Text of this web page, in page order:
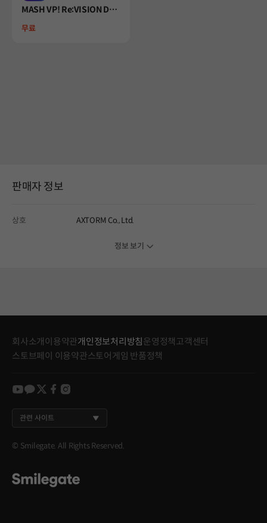
Product
MASH VP! Re:VISION De
Price
무료
판매자 정보
상호 AXTORM Co., Ltd.
정보 보기
회사소개이용약관개인정보처리방침 운영정책고객센터
스토브페이 이용약관스토어게임 반품정책
youtube
kakao
twitter
facebook
instagram
관련 사이트
© Smilegate. All Rights Reserved.